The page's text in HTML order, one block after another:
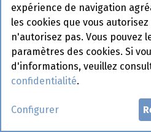
Cristaline 24 x 50 cl
expérience de navigation
les cookies que vous
n'autorisez pas. Vous pouvez
paramètres des cookies. Si
d'informations, veuillez
confidentialité.
Configurer